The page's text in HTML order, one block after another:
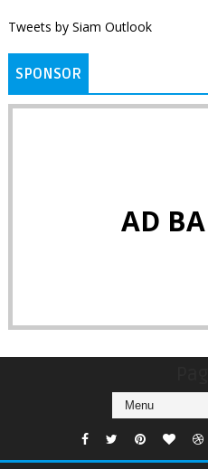
Tweets by Siam Outlook
SPONSOR
AD